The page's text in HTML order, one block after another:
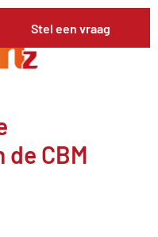
CBM
Stel een vraag